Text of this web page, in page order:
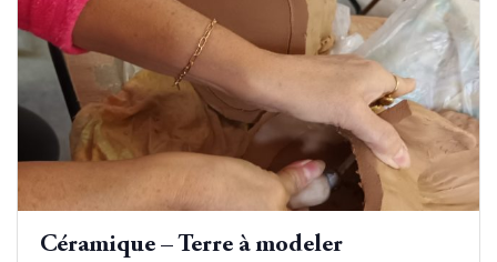
Céramique – Terre à modeler